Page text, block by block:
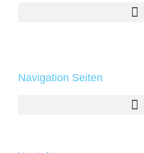
Navigation Seiten